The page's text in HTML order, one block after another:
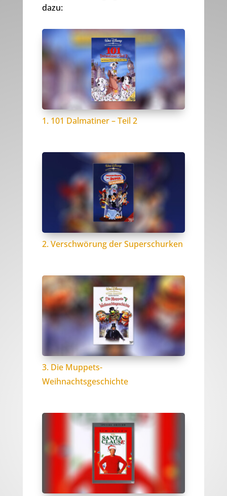
dazu:
1. 101 Dalmatiner – Teil 2
2. Verschwörung der Superschurken
3. Die Muppets-
Weihnachtsgeschichte